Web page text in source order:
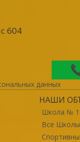
604
данных
НАШИ
Школа №
Все Школы